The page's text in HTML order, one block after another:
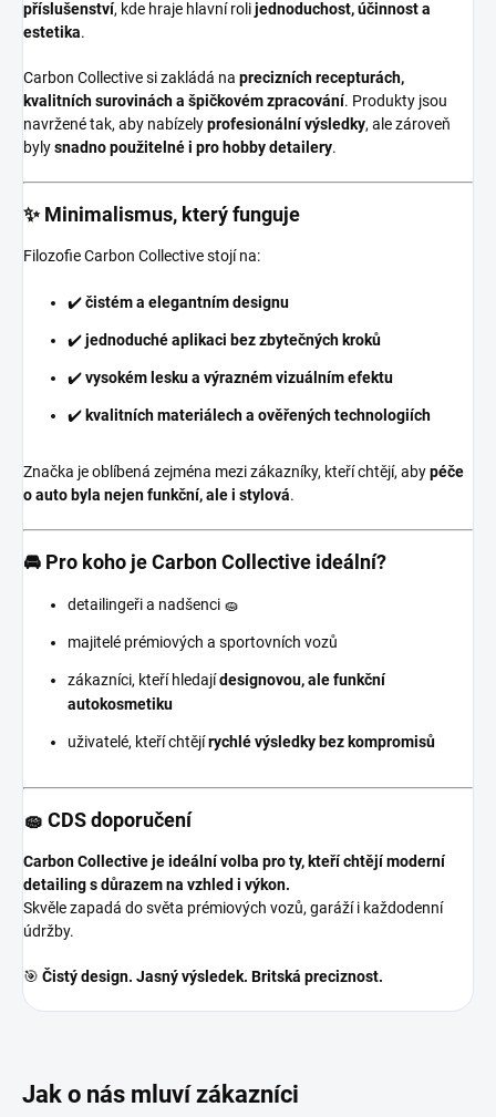
příslušenství, kde hraje hlavní rolijednoduchost, účinnost a
estetika.
Carbon Collective si zakládá na precizních recepturách,
kvalitních surovinách a špičkovém zpracování. Produkty jsou
navržené tak, aby nabízelyprofesionální výsledky, ale zároveň
bylysnadno použitelné i pro hobby detailery.
✨ Minimalismus, který funguje
Filozofie Carbon Collective stojí na:
✔️čistém a elegantním designu
✔️jednoduché aplikaci bez zbytečných kroků
✔️vysokém lesku a výrazném vizuálním efektu
✔️ kvalitních materiálech a ověřených technologiích
Značka je oblíbená zejména mezi zákazníky, kteří chtějí, abypéče
o auto byla nejen funkční, ale i stylová.
🚘 Pro koho je Carbon Collective ideální?
detailingeři a nadšenci 🧽
majitelé prémiových a sportovních vozů
zákazníci, kteří hledajídesignovou, ale funkční
autokosmetiku
uživatelé, kteří chtějírychlé výsledky bez kompromisů
🧽 CDS doporučení
Carbon Collective je ideální volba pro ty, kteří chtějí moderní
detailing s důrazem na vzhled i výkon.
Skvěle zapadá do světa prémiových vozů, garáží i každodenní
údržby.
🎯 Čistý design. Jasný výsledek. Britská preciznost.